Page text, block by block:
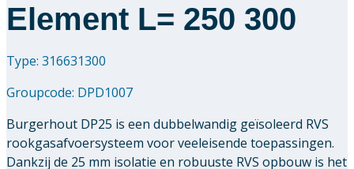
Element L= 250 300
Type: 316631300
Groupcode: DPD1007
Burgerhout DP25 is een dubbelwandig geïsoleerd RVS
rookgasafvoersysteem voor veeleisende toepassingen.
Dankzij de 25 mm isolatie en robuuste RVS opbouw is het